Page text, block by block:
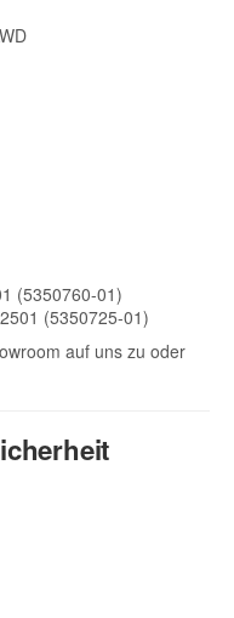
(5350760-01)
(5350725-01)
auf uns zu oder